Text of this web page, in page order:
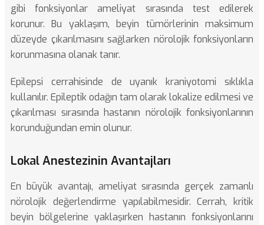
gibi fonksiyonlar ameliyat sırasında test edilerek
korunur. Bu yaklaşım, beyin tümörlerinin maksimum
düzeyde çıkarılmasını sağlarken nörolojik fonksiyonların
korunmasına olanak tanır.
Epilepsi cerrahisinde de uyanık kraniyotomi sıklıkla
kullanılır. Epileptik odağın tam olarak lokalize edilmesi ve
çıkarılması sırasında hastanın nörolojik fonksiyonlarının
korunduğundan emin olunur.
Lokal Anestezinin Avantajları
En büyük avantajı, ameliyat sırasında gerçek zamanlı
nörolojik değerlendirme yapılabilmesidir. Cerrah, kritik
beyin bölgelerine yaklaşırken hastanın fonksiyonlarını